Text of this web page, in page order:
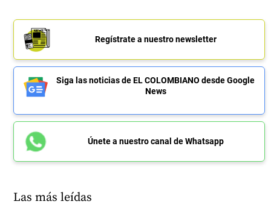
Regístrate a nuestro newsletter
Siga las noticias de EL COLOMBIANO desde Google
News
Únete a nuestro canal de Whatsapp
Las más leídas